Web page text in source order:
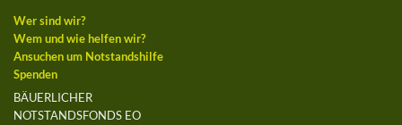
Wer sind wir?
Wem und wie helfen wir?
Ansuchen um Notstandshilfe
Spenden
BÄUERLICHER
NOTSTANDSFONDS EO